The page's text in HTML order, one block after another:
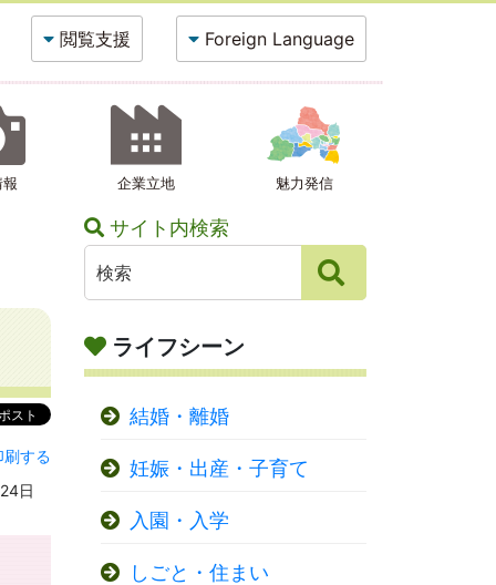
閲覧支援 Foreign Language
企業立地 魅力発信
する
日
サイト内検索
ライフシーン
結婚・離婚
妊娠・出産・子育て
入園・入学
しごと・住まい